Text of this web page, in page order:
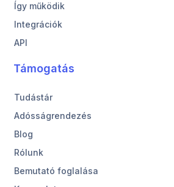
Így működik
Integrációk
API
Támogatás
Tudástár
Adósságrendezés
Blog
Rólunk
Bemutató foglalása